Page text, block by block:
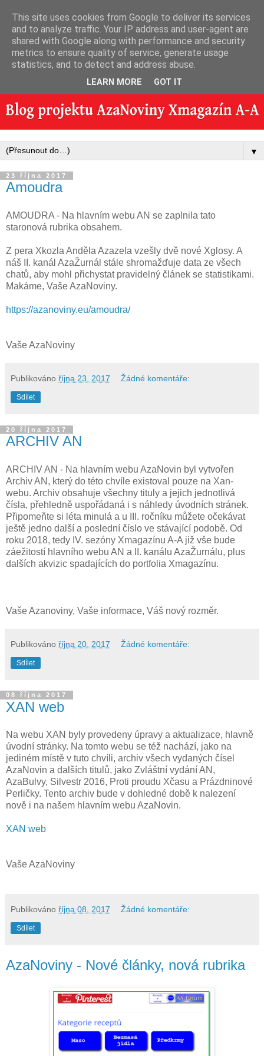
▼
23 října 2017
Amoudra
AMOUDRA - Na hlavním webu AN se zaplnila tato
staronová rubrika obsahem.
Z pera Xkozla Anděla Azazela vzešly dvě nové Xglosy. A
náš II. kanál AzaŽurnál stále shromažďuje data ze všech
chatů, aby mohl přichystat pravidelný článek se statistikami.
Makáme, Vaše AzaNoviny.
https://azanoviny.eu/amoudra/
Vaše AzaNoviny
Publikováno října 23, 2017 Žádné komentáře:
Sdílet
20 října 2017
ARCHIV AN
ARCHIV AN - Na hlavním webu AzaNovin byl vytvořen
Archiv AN, který do této chvíle existoval pouze na Xan-
webu. Archiv obsahuje všechny tituly a jejich jednotlivá
čísla, přehledně uspořádaná i s náhledy úvodních stránek.
Připomeňte si léta minulá a u III. ročníku můžete očekávat
ještě jedno další a poslední číslo ve stávající podobě. Od
roku 2018, tedy IV. sezóny Xmagazínu A-A již vše bude
záežitostí hlavního webu AN a II. kanálu AzaŽurnálu, plus
dalších akvizic spadajících do portfolia Xmagazínu.
Vaše Azanoviny, Vaše informace, Váš nový rozměr.
Publikováno října 20, 2017 Žádné komentáře:
Sdílet
08 října 2017
XAN web
Na webu XAN byly provedeny úpravy a aktualizace, hlavně
úvodní stránky. Na tomto webu se též nachází, jako na
jediném místě v tuto chvíli, archiv všech vydaných čísel
AzaNovin a dalších titulů, jako Zvláštní vydání AN,
AzaBulvy, Silvestr 2016, Proti proudu Xčasu a Prázdninové
Perličky. Tento archiv bude v dohledné době k nalezení
nově i na našem hlavním webu AzaNovin.
XAN web
Vaše AzaNoviny
Publikováno října 08, 2017 Žádné komentáře:
Sdílet
AzaNoviny - Nové články, nová rubrika
This site uses cookies from Google to deliver its services
and to analyze traffic. Your IP address and user-agent are
shared with Google along with performance and security
metrics to ensure quality of service, generate usage
statistics, and to detect and address abuse.
LEARN MORE GOT IT